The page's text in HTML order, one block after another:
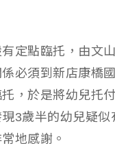
定點臨托，由文
必須到新店康橋
，於是將幼兒托
3歲半的幼兒疑
地感謝。